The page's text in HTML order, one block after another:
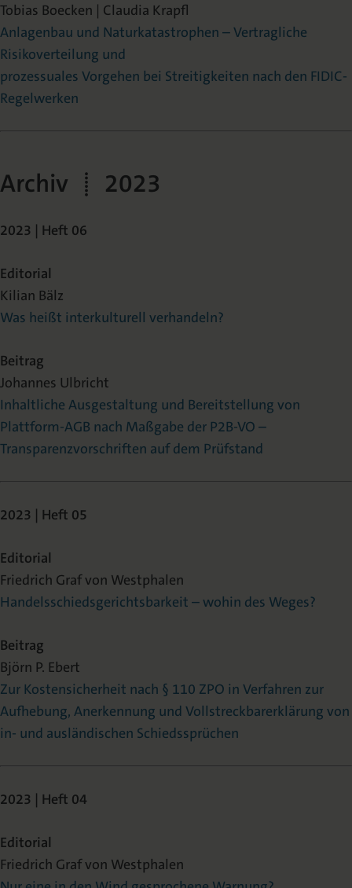
Tobias Boecken | Claudia Krapfl
Anlagenbau und Naturkatastrophen – Vertragliche
Risikoverteilung und
prozessuales Vorgehen bei Streitigkeiten nach den FIDIC-
Regelwerken
Archiv | 2023
2023 | Heft 06
Editorial
Kilian Bälz
Was heißt interkulturell verhandeln?
Beitrag
Johannes Ulbricht
Inhaltliche Ausgestaltung und Bereitstellung von
Plattform-AGB nach Maßgabe der P2B-VO –
Transparenzvorschriften auf dem Prüfstand
2023 | Heft 05
Editorial
Friedrich Graf von Westphalen
Handelsschiedsgerichtsbarkeit – wohin des Weges?
Beitrag
Björn P. Ebert
Zur Kostensicherheit nach § 110 ZPO in Verfahren zur
Aufhebung, Anerkennung und Vollstreckbarerklärung von
in- und ausländischen Schiedssprüchen
2023 | Heft 04
Editorial
Friedrich Graf von Westphalen